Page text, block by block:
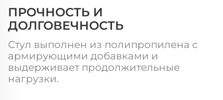
ПРОЧНОСТЬ И
ДОЛГОВЕЧНОСТЬ
Стул выполнен из полипропилена с
армирующими добавками и
выдерживает продолжительные
нагрузки.